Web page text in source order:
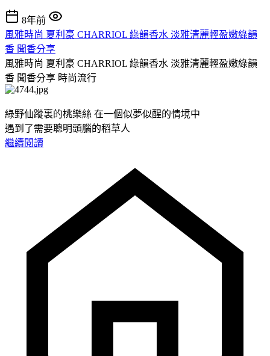
8年前
風雅時尚 夏利豪 CHARRIOL 綠韻香水 淡雅清麗輕盈嫩綠韻
香 聞香分享
風雅時尚 夏利豪 CHARRIOL 綠韻香水 淡雅清麗輕盈嫩綠韻
香 聞香分享 時尚流行
綠野仙蹤裏的桃樂絲 在一個似夢似醒的情境中
遇到了需要聰明頭腦的稻草人
繼續閱讀